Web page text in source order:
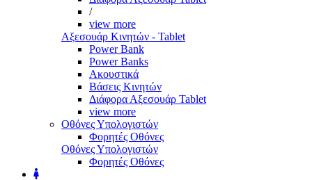
/
view more
Αξεσουάρ Κινητών - Tablet
Power Bank
Power Banks
Ακουστικά
Βάσεις Κινητών
Διάφορα Αξεσουάρ Tablet
view more
Οθόνες Υπολογιστών
Φορητές Οθόνες
Οθόνες Υπολογιστών
Φορητές Οθόνες